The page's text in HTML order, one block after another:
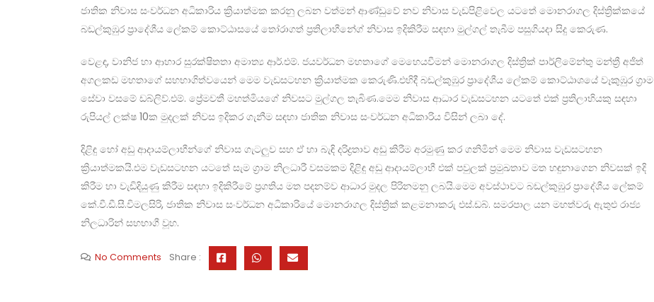
ජාතික නිවාස සංවර්ධන අධිකාරිය ක්‍රියාත්මක කරනු ලබන වත්මන් ආණ්ඩුවේ නව නිවාස වැඩපිළිවෙල යටතේ මොනරාගල දිස්ත්‍රික්කයේ
බඩල්කුඹුර ප්‍රාදේශීය ලේකම් කොට්ඨාසයේ තෝරාගත් ප්‍රතිලාභීන්‍ගේ නිවාස ඉදිකිරීම සඳහා මුල්ගල් තැබීම පසුගියදා සිදු කෙරුණ.
වෙළඳ, වානිජ හා ආහාර සුරක්ෂිතතා අමාත්‍ය ආර්.එම්. ජයවර්ධන මහතාගේ මෙහෙයවීමන් මොනරාගල දිස්ත්‍රික් පාර්ලිමේන්තු මන්ත්‍රී අජිත්
අගලකඩ මහතාගේ සහභාගිත්වයෙන් මෙම වැඩසටහන ක්‍රියාත්මක කෙරුණි.එහිදී බඩල්කුඹුර ප්‍රාදේශීය ලේකම් කොට්ඨාශයේ වෑකුඹුර ග්‍රාම
සේවා වසමේ ඩබ්ලිව්.එම්. ප්‍රේමවතී මහත්මියගේ නිවසට මුල්ගල තැබිණ.මෙම නිවාස ආධාර වැඩසටහන යටතේ එක් ප්‍රතිලාභියකු සඳහා
රුපියල් ලක්ෂ 10ක මුදලක් නිවස ඉදිකර ගැනීම සඳහා ජාතික නිවාස සංවර්ධන අධිකාරිය විසින් ලබා දේ.
දිළිඳු හෝ අඩු ආදායම්ලාභීන්ගේ නිවාස ගැටලුව සහ ඒ හා බැඳි දරිද්‍රතාව අඩු කිරීම අරමුණු කර ගනිමින් මෙම නිවාස වැඩසටහන
ක්‍රියාත්මකයි.එම වැඩසටහන යටතේ සැම ග්‍රාම නිලධාරී වසමකම දිළිඳු අඩු ආදායම්ලාභී එක් පවුලක් ප්‍රමුඛතාව මත හඳුනාගෙන නිවසක් ඉදි
කිරීම හා වැඩිදියුණු කිරීම සඳහා ඉදිකිරීමේ ප්‍රගතිය මත පදනම්ව ආධාර මුදල පිරිනමනු ලබයි.මෙම අවස්ථාවට බඩල්කුඹුර ප්‍රාදේශීය ලේකම්
කේ.වී.ඩී.සී.විමලසිරි, ජාතික නිවාස සංවර්ධන අධිකාරියේ මොනරාගල දිස්ත්‍රික් කළමනාකරු එස්.ඩබ්. සමරපාල යන මහත්වරු ඇතුළු රාජ්‍ය
නිලධාරින් සහභාගී වූහ.
No Comments Share :